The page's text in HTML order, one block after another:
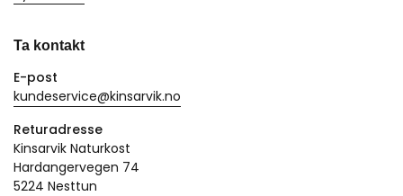
Ta kontakt
E-post
kundeservice@kinsarvik.no
Returadresse
Kinsarvik Naturkost
Hardangervegen 74
5224 Nesttun